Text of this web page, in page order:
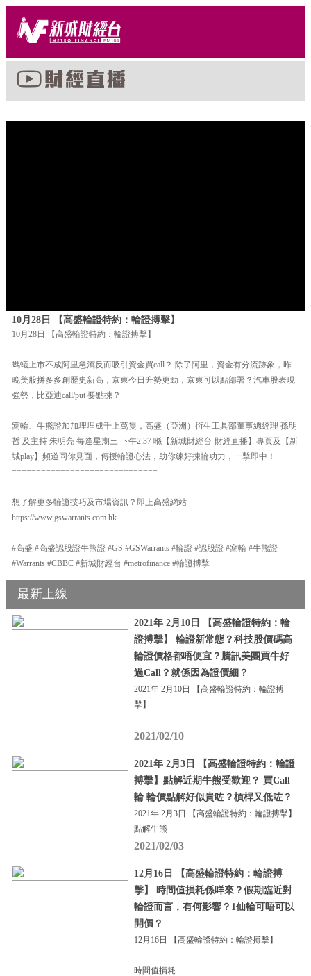
10月28日 【高盛輪證特約：輪證搏擊】
10月28日 【高盛輪證特約：輪證搏擊】
螞蟻上市不成阿里急瀉反而吸引資金買call？ 除了阿里，資金有分流跡象，昨
晚美股拼多多創歷史新高，京東今日升勢更勁，京東可以點部署？汽車股表現
強勢，比亞迪call/put 要點揀？
窩輪、牛熊證加加埋埋成千上萬隻，高盛（亞洲）衍生工具部董事總經理 孫明
哲 及主持 朱明亮 每逢星期三 下午2:37 喺【新城財經台-財經直播】專頁及【新
城play】頻道同你見面，傳授輪證心法，助你練好揀輪功力，一擊即中！
==============================
想了解更多輪證技巧及市場資訊？即上高盛網站
https://www.gswarrants.com.hk
#高盛 #高盛認股證牛熊證 #GS #GSWarrants #輪證 #認股證 #窩輪 #牛熊證
#Warrants #CBBC #新城財經台 #metrofinance #輪證搏擊
最新上線
2021年 2月10日 【高盛輪證特約：輪
證搏擊】 輪證新常態？科技股價碼高
輪證價格都唔便宜？騰訊美團買牛好
過Call？就係因為證價細？
2021年 2月10日 【高盛輪證特約：輪證搏
擊】
2021/02/10
2021年 2月3日 【高盛輪證特約：輪證
搏擊】點解近期牛熊受歡迎？ 買Call
輪 輪價點解好似貴咗？槓桿又低咗？
2021年 2月3日 【高盛輪證特約：輪證搏擊】
點解牛熊
2021/02/03
12月16日 【高盛輪證特約：輪證搏
擊】 時間值損耗係咩來？假期臨近對
輪證而言，有何影響？1仙輪可唔可以
開價？
12月16日 【高盛輪證特約：輪證搏擊】
時間值損耗